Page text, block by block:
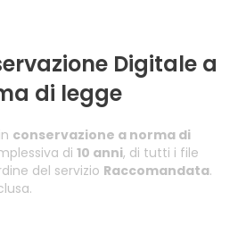
Digitale a
di legge
conservazione a norma di
di 10 anni, di tutti i file
del servizio Raccomandata.